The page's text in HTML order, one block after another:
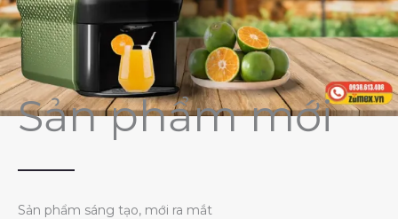
Sản phẩm mới
Sản phẩm sáng tạo, mới ra mắt